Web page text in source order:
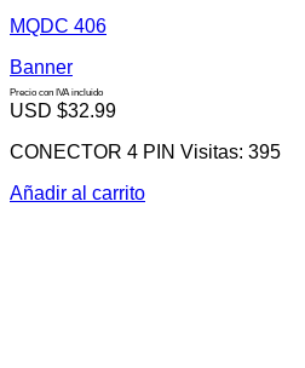
MQDC 406
Banner
Precio con IVA incluido
USD $32.99
CONECTOR 4 PIN Visitas: 395
Añadir al carrito